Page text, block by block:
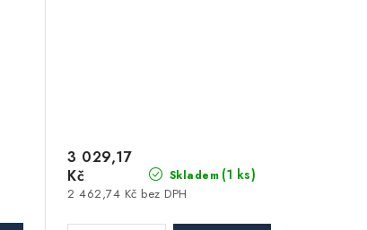
Skladem (1 ks)
2 462,74 Kč bez DPH
3 029,17
Kč